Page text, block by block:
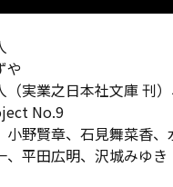
や
（実業之日本社文庫 刊
No.9
小野賢章、石見舞菜香
、平田広明、沢城みゆき